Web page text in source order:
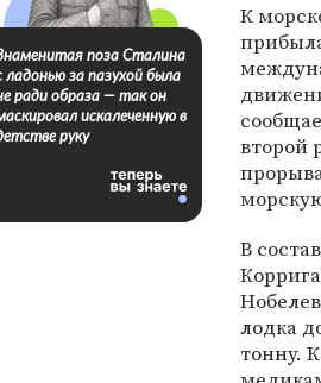
К
второй
В
лодка
тонну.
поза Сталина
ладонью за пазухой была
ради образа — так он
искалеченную в
руку